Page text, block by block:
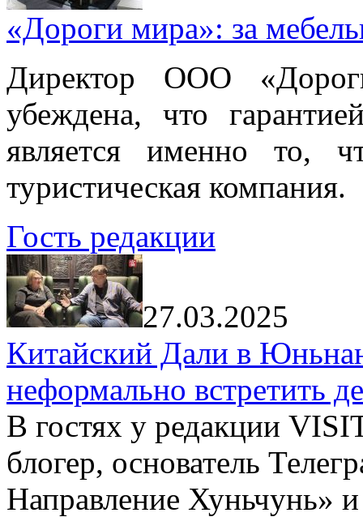
«Дороги мира»: за
Директор ООО
убеждена, что
является именно то,
туристическая компания.
Гость редакции
27.03.2025
Китайский Дали в
неформально встретить
В гостях у редакции
блогер, основатель
Направление Хуньчунь»